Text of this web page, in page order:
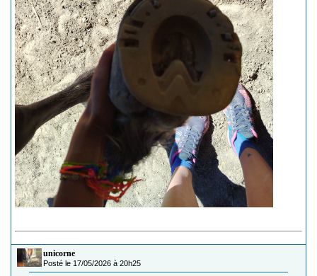
unicorne
Posté le 17/05/2026 à 20h25